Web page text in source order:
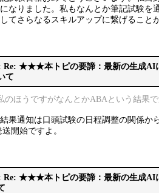
なりました。私もなんとか筆記試験を
してさらなるスキルアップに繋げること
Re: ★★★本トピの要諦：最新の生成AI
て
のほうですがなんとかABAという結果
果通知は口頭試験の日程調整の関係か
送開始ですよ。
Re: ★★★本トピの要諦：最新の生成AI